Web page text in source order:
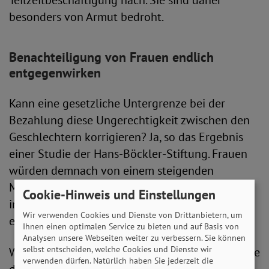
besonders von Armut bedroht.
Benachteiligung von Frauen endlich
entgegenwirken
Kann eine gesetzliche Untergrenze bei der
Bezahlung diese Ungerechtigkeit zwischen den
Geschlechtern korrigieren? Ja, so das Ergebnis
einer Studie der Hans-Böckler-Stiftung. Frauen
würden demnach von einem steigenden
Mindestlohn überdurchschnittlich profitieren –
insbesondere, wenn sie in Teilzeit arbeiten oder
einen befristeten Arbeitsvertrag haben.
Wie aber wirkt sich ein Mindestlohn auf die Höhe
Cookie-Hinweis und Einstellungen
Wir verwenden Cookies und Dienste von Drittanbietern, um
Ihnen einen optimalen Service zu bieten und auf Basis von
Analysen unsere Webseiten weiter zu verbessern. Sie können
selbst entscheiden, welche Cookies und Dienste wir
verwenden dürfen. Natürlich haben Sie jederzeit die